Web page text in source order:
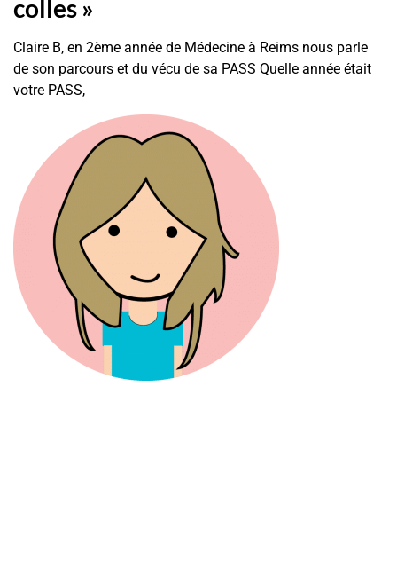
colles »
Claire B, en 2ème année de Médecine à Reims nous parle
de son parcours et du vécu de sa PASS Quelle année était
votre PASS,